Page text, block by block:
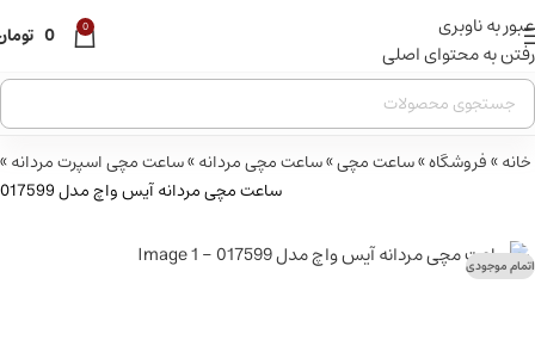
عبور به ناوبری
رفتن به محتوای اصلی
0
0
خانه»فروشگاه»ساعت مچی»ساعت مچی مردانه»ساعت مچی اسپرت مردانه»
ساعت مچی مردانه آیس واچ مدل 017599
اتمام موجودی